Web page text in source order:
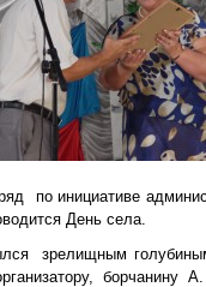
по инициативе
День села.
зрелищным
борчанину